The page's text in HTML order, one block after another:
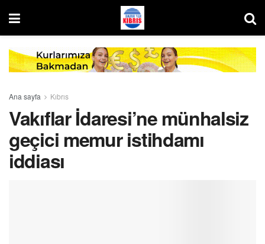
Ana sayfa Kıbrıs
Vakıflar İdaresi’ne münhalsiz
geçici memur istihdamı
iddiası